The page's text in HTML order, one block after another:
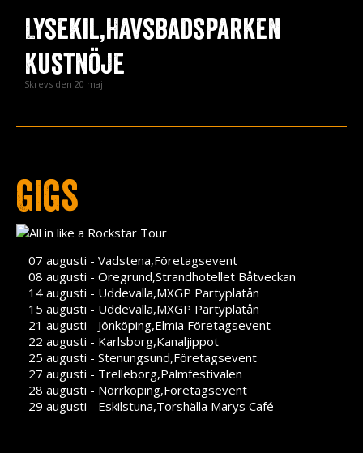
Gigs
Gallery
Videos
Contact
Lysekil,Havsbadsparken
Kustnöje
Skrevs den 20 maj
Gigs
07 augusti - Vadstena,Företagsevent
08 augusti - Öregrund,Strandhotellet Båtveckan
14 augusti - Uddevalla,MXGP Partyplatån
15 augusti - Uddevalla,MXGP Partyplatån
21 augusti - Jönköping,Elmia Företagsevent
22 augusti - Karlsborg,Kanaljippot
25 augusti - Stenungsund,Företagsevent
27 augusti - Trelleborg,Palmfestivalen
28 augusti - Norrköping,Företagsevent
29 augusti - Eskilstuna,Torshälla Marys Café